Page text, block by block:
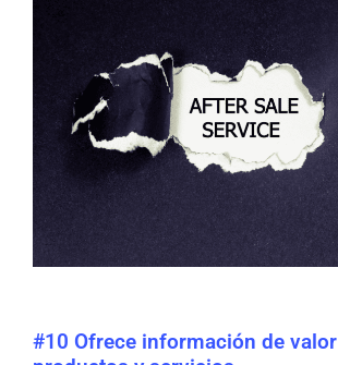
#10 Ofrece información de